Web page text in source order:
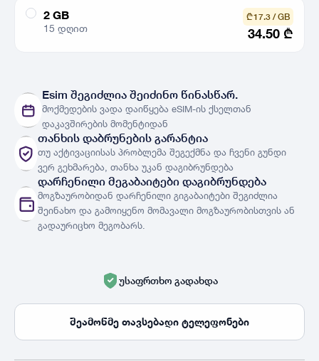
2 GB
15 დღით
₾ 17.3 / GB
34.50 ₾
ქვეყნები
Esim შეგიძლია შეიძინო წინასწარ.
მოქმედების ვადა დაიწყება eSIM-ის ქსელთან
დაკავშირების მომენტიდან
თანხის დაბრუნების გარანტია
თუ აქტივაციისას პრობლემა შეგექმნა და ჩვენი გუნდი
ვერ გეხმარება, თანხა უკან დაგიბრუნდება
დარჩენილი მეგაბაიტები დაგიბრუნდება
მოგზაურობიდან დარჩენილი გიგაბაიტები შეგიძლია
შეინახო და გამოიყენო მომავალი მოგზაურობისთვის ან
გადაურიცხო მეგობარს.
უსაფრთხო გადახდა
შეამოწმე თავსებადი ტელეფონები